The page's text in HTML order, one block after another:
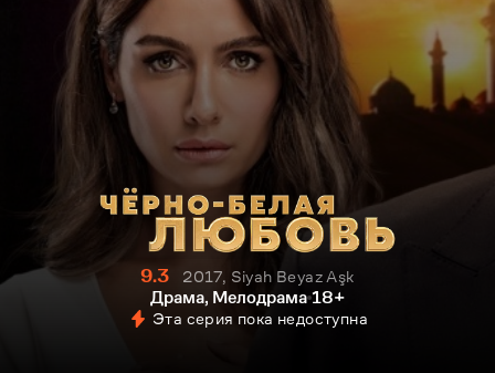
9.3
2017, Siyah Beyaz Aşk
Драма, Мелодрама 18+
Эта серия пока недоступна